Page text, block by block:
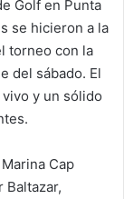
Golf en Punta
se hicieron a la
torneo con la
del sábado. El
y un sólido
Cap
Baltazar,